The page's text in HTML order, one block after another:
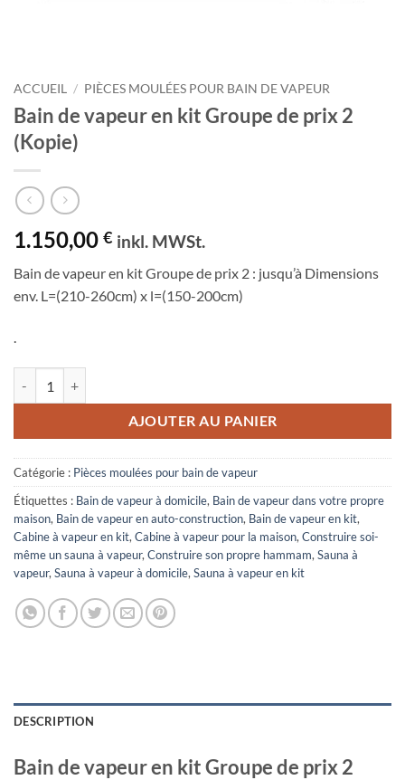
ACCUEIL / PIÈCES MOULÉES POUR BAIN DE VAPEUR
Bain de vapeur en kit Groupe de prix 2
(Kopie)
1.150,00 € inkl. MWSt.
Bain de vapeur en kit Groupe de prix 2 : jusqu’à Dimensions
env. L=(210-260cm) x l=(150-200cm)
.
AJOUTER AU PANIER
Catégorie : Pièces moulées pour bain de vapeur
Étiquettes : Bain de vapeur à domicile, Bain de vapeur dans votre propre
maison, Bain de vapeur en auto-construction, Bain de vapeur en kit,
Cabine à vapeur en kit, Cabine à vapeur pour la maison, Construire soi-
même un sauna à vapeur, Construire son propre hammam, Sauna à
vapeur, Sauna à vapeur à domicile, Sauna à vapeur en kit
DESCRIPTION
Bain de vapeur en kit Groupe de prix 2